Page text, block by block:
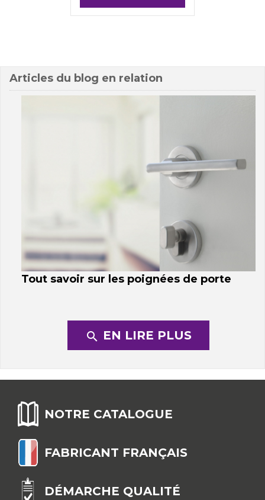
Articles du blog en relation
Tout savoir sur les poignées de porte
search EN LIRE PLUS
NOTRE CATALOGUE
FABRICANT FRANÇAIS
DÉMARCHE QUALITÉ